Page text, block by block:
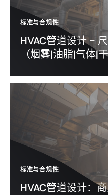
标准与合规性
HVAC管道设计 -
（烟雾|油脂|气体|
标准与合规性
HVAC管道设计：